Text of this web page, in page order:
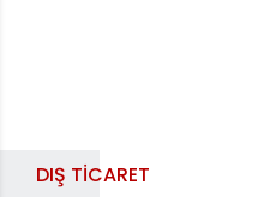
DIŞ TICARET